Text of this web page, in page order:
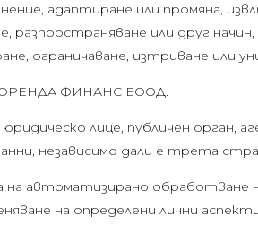
адаптиране или промяна,
разпространяване или друг
ограничаване, изтриване или
ОРЕНДА ФИНАНС ЕООД.
юридическо лице, публичен орган,
независимо дали е трета
на автоматизирано обработване
на определени лични